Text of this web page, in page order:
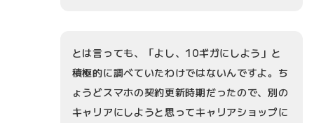
とは言っても、「よし、10ギガにしよう」と
積極的に調べていたわけではないんですよ。ち
ょうどスマホの契約更新時期だったので、別の
キャリアにしようと思ってキャリアショップに